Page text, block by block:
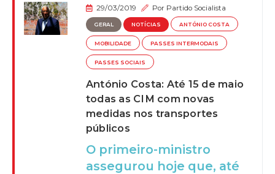
29/03/2019 Por Partido Socialista
GERAL NOTÍCIAS ANTÓNIO COSTA
MOBILIDADE PASSES INTERMODAIS
PASSES SOCIAIS
António Costa: Até 15 de maio
todas as CIM com novas
medidas nos transportes
públicos
O primeiro-ministro
assegurou hoje que, até